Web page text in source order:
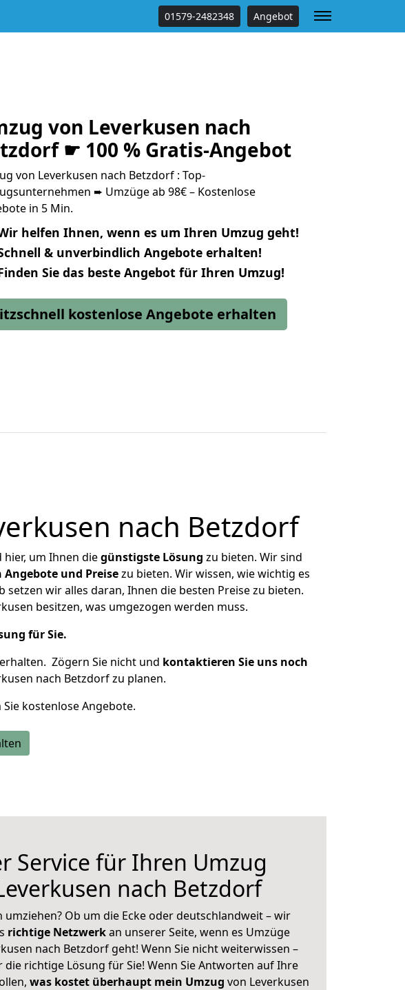
01579-2482348 Angebot
von Leverkusen nach
☛ 100 % Gratis-Angebot
von Leverkusen nach Betzdorf : Top-
➨ Umzüge ab 98€ – Kostenlose
in 5 Min.
helfen Ihnen, wenn es um Ihren Umzug geht!
& unverbindlich Angebote erhalten!
Sie das beste Angebot für Ihren Umzug!
kostenlose Angebote erhalten
nach Betzdorf
um Ihnen diegünstigste Lösung zu bieten. Wir sind
Angebote und Preisezu bieten. Wir wissen, wie wichtig es
wir alles daran, Ihnen die besten Preise zu bieten.
besitzen, was umgezogen werden muss.
für Sie.
Zögern Sie nicht und kontaktieren Sie uns noch
nach Betzdorf zu planen.
kostenlose Angebote.
Service für Ihren Umzug
nach Betzdorf
umziehen? Ob um die Ecke oder deutschlandweit – wir
richtige Netzwerkan unserer Seite, wenn es Umzüge
nach Betzdorf geht! Wenn Sie nicht weiterwissen –
die richtige Lösung für Sie! Wenn Sie Antworten auf Ihre
was kostet überhaupt mein Umzug von Leverkusen